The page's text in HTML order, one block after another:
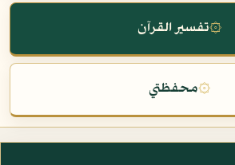
۞تفسير القرآن
۞محفظتي